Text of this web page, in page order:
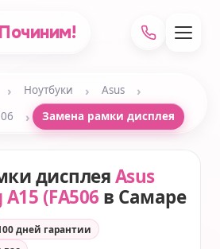
Починим!
› Ноутбуки › Asus ›
› Замена рамки дисплея
дисплеяAsus
(FA506 в Самаре
дней гарантии